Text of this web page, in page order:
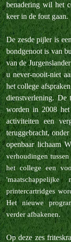
benadering wil het
keer in de fout gaan.
De zesde pijler is
bondgenoot is van
van de
u never-nooit-niet
het college
dienstverlening. De
worden in 2008
activiteiten een
teruggebracht,
openbaar lichaam
verhoudingen
het college een
printercartridges
Het nieuwe
verder afbakenen.
Op deze zes